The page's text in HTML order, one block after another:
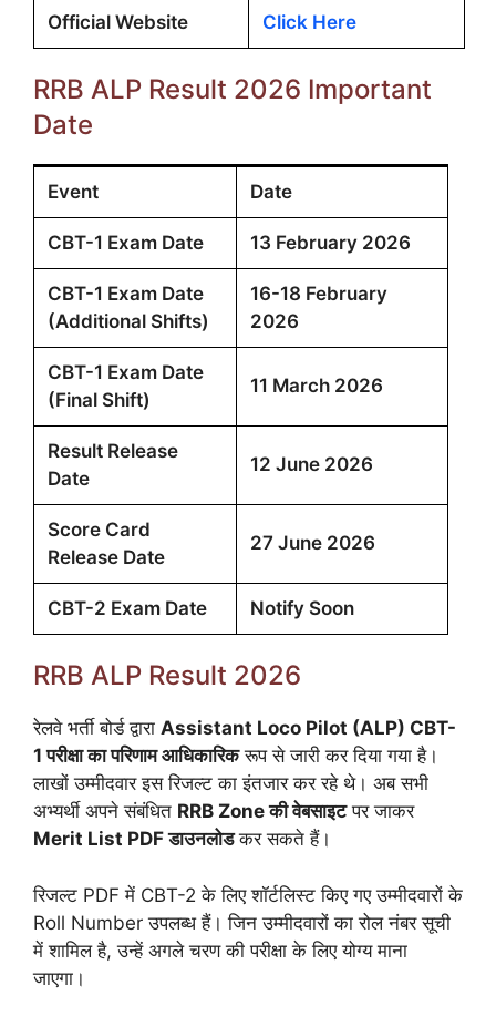
Official Website Click Here
RRB ALP Result 2026 Important
Date
Event Date
CBT-1 Exam Date 13 February 2026
CBT-1 Exam Date
(Additional Shifts)
16-18 February
2026
CBT-1 Exam Date
(Final Shift)
11 March 2026
Result Release
Date
12 June 2026
Score Card
Release Date
27 June 2026
CBT-2 Exam Date Notify Soon
RRB ALP Result 2026
रेलवे भर्ती बोर्ड द्वारा Assistant Loco Pilot (ALP) CBT-
1 परीक्षा का परिणाम आधिकारिकरूप से जारी कर दिया गया है।
लाखों उम्मीदवार इस रिजल्ट का इंतजार कर रहे थे। अब सभी
अभ्यर्थी अपने संबंधित RRB Zone की वेबसाइटपर जाकर
Merit List PDF डाउनलोडकर सकते हैं।
रिजल्ट PDF में CBT-2 के लिए शॉर्टलिस्ट किए गए उम्मीदवारों के
Roll Number उपलब्ध हैं। जिन उम्मीदवारों का रोल नंबर सूची
में शामिल है, उन्हें अगले चरण की परीक्षा के लिए योग्य माना
जाएगा।